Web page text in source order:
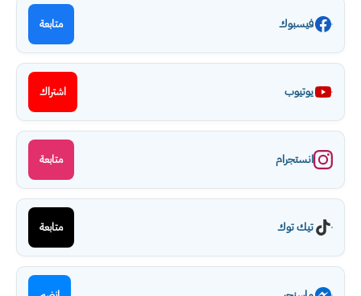
فيسبوك متابعة
يوتيوب اشتراك
انستجرام متابعة
تيك توك متابعة